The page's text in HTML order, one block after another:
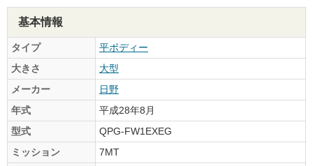
基本情報
タイプ
平ボディー
大きさ
大型
メーカー
日野
年式
平成28年8月
型式
QPG-FW1EXEG
ミッション
7MT